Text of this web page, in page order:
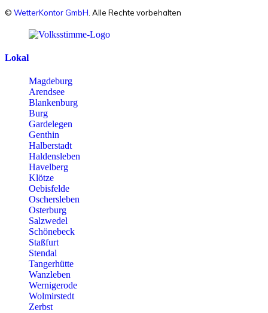
© WetterKontor GmbH . Alle Rechte vorbehalten
Lokal
Magdeburg
Arendsee
Blankenburg
Burg
Gardelegen
Genthin
Halberstadt
Haldensleben
Havelberg
Klötze
Oebisfelde
Oschersleben
Osterburg
Salzwedel
Schönebeck
Staßfurt
Stendal
Tangerhütte
Wanzleben
Wernigerode
Wolmirstedt
Zerbst